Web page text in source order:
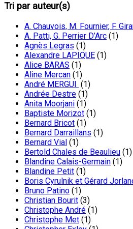
Tri par auteur(s)
A. Chauvois, M. Fournier, F.
A. Patti, G. Perrier D’Arc (1)
Agnès Legras (1)
Alexandre LAPIQUE (1)
Alice BARAS (1)
Aline Mercan (1)
André MERGUI (1)
Andrée Destre (1)
Anita Moorjani (1)
Baptiste Morizot (1)
Bernard Bricot (1)
Bernard Darraillans (1)
Bernard Vial (1)
Bertold Chales de Beaulieu (1)
Blandine Calais-Germain (1)
Blandine Petit (1)
Boris Cyrulnik et Gérard
Bruno Patino (1)
Christian Bourit (3)
Christophe André (1)
Christophe Met (1)